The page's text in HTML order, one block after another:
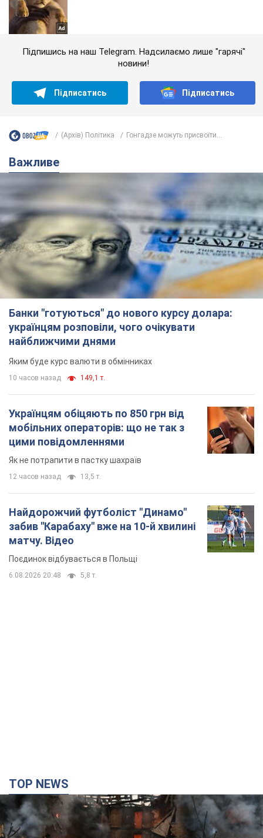
Підпишись на наш Telegram. Надсилаємо лише "гарячі"
новини!
Підписатись Підписатись
(Архів) Політика Гонгадзе можуть присвоїти...
Важливе
Банки "готуються" до нового курсу долара:
українцям розповіли, чого очікувати
найближчими днями
Яким буде курс валюти в обмінниках
10 часов назад 149,1 т.
Українцям обіцяють по 850 грн від
мобільних операторів: що не так з
цими повідомленнями
Як не потрапити в пастку шахраїв
12 часов назад 13,5 т.
Найдорожчий футболіст "Динамо"
забив "Карабаху" вже на 10-й хвилині
матчу. Відео
Поєдинок відбувається в Польщі
6.08.2026 20:48 5,8 т.
TOP NEWS